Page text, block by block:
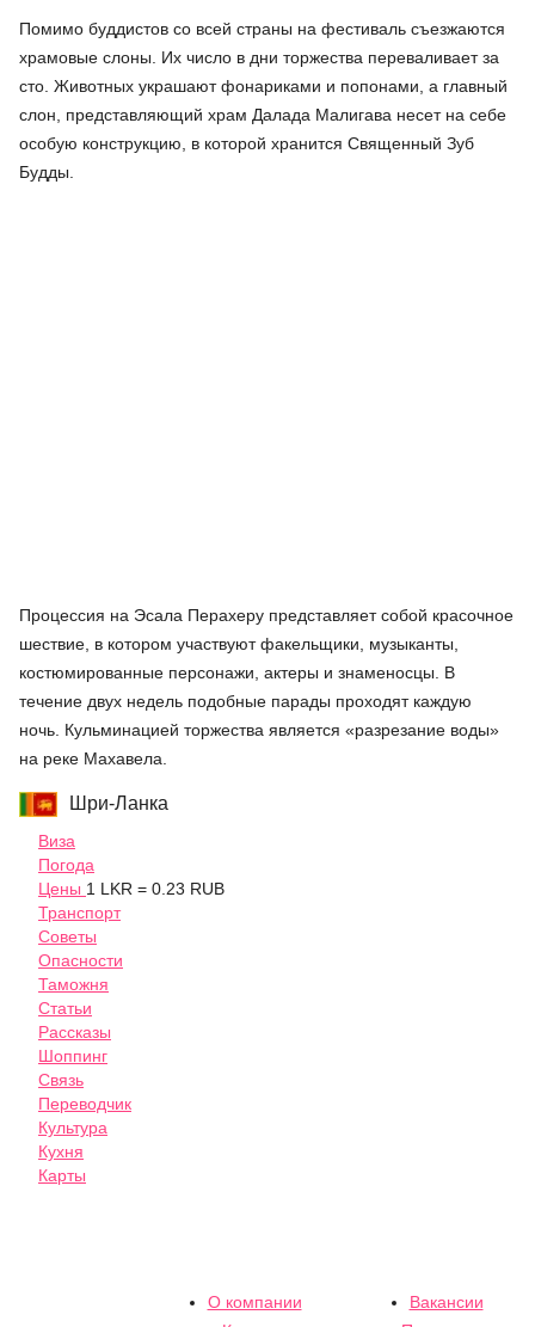
Помимо буддистов со всей страны на фестиваль съезжаются
храмовые слоны. Их число в дни торжества переваливает за
сто. Животных украшают фонариками и попонами, а главный
слон, представляющий храм Далада Малигава несет на себе
особую конструкцию, в которой хранится Священный Зуб
Будды.
Процессия на Эсала Перахеру представляет собой красочное
шествие, в котором участвуют факельщики, музыканты,
костюмированные персонажи, актеры и знаменосцы. В
течение двух недель подобные парады проходят каждую
ночь. Кульминацией торжества является «разрезание воды»
на реке Махавела.
Шри-Ланка
Виза
Погода
Цены 1 LKR = 0.23 RUB
Транспорт
Советы
Опасности
Таможня
Статьи
Рассказы
Шоппинг
Связь
Переводчик
Культура
Кухня
Карты
О компании
Вакансии